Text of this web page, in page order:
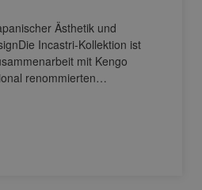
Ästhetik und
Incastri-Kollektion ist
mit Kengo
renommierten…